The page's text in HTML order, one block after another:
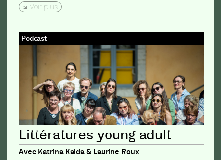
Voir plus
Podcast
Littératures young adult
Avec Katrina Kalda & Laurine Roux